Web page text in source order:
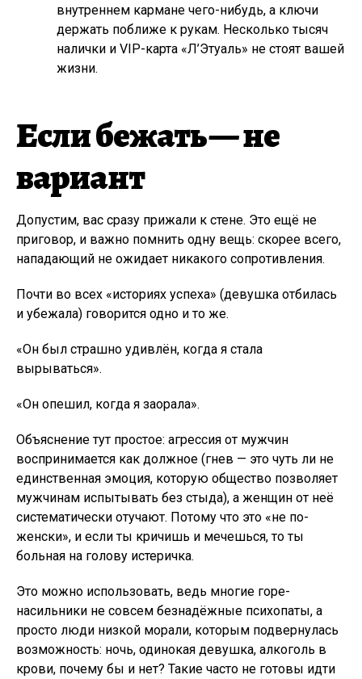
внутреннем кармане чего-нибудь, а ключи
держать поближе к рукам. Несколько тысяч
налички и VIP-карта «Л’Этуаль» не стоят вашей
жизни.
Если бежать — не
вариант
Допустим, вас сразу прижали к стене. Это ещё не
приговор, и важно помнить одну вещь: скорее всего,
нападающий не ожидает никакого сопротивления.
Почти во всех «историях успеха» (девушка отбилась
и убежала) говорится одно и то же.
«Он был страшно удивлён, когда я стала
вырываться».
«Он опешил, когда я заорала».
Объяснение тут простое: агрессия от мужчин
воспринимается как должное (гнев — это чуть ли не
единственная эмоция, которую общество позволяет
мужчинам испытывать без стыда), а женщин от неё
систематически отучают. Потому что это «не по-
женски», и если ты кричишь и мечешься, то ты
больная на голову истеричка.
Это можно использовать, ведь многие горе-
насильники не совсем безнадёжные психопаты, а
просто люди низкой морали, которым подвернулась
возможность: ночь, одинокая девушка, алкоголь в
крови, почему бы и нет? Такие часто не готовы идти